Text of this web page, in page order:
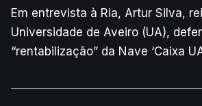
Em entrevista à Ria, Artur Silva,
Universidade de Aveiro (UA),
“rentabilização” da Nave ‘Caixa
culturais”. Para o responsável, é